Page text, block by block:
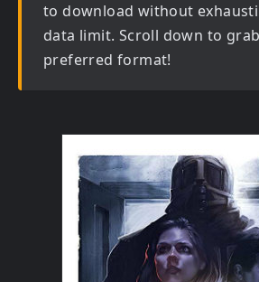
to download without
data limit. Scroll down to
preferred format!